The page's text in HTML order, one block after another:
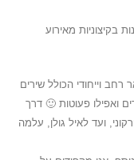
בקיצוניות מאירוע
וייחודי הכולל שירים
ואפילו פעוטות 🙂 דרך
ועד לאיל גולן, עלמה